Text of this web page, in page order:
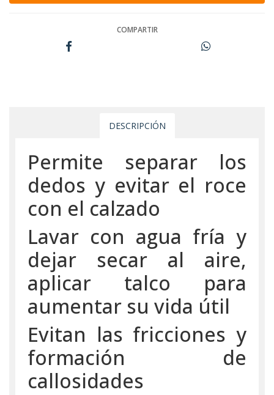
COMPARTIR
DESCRIPCIÓN
Permite separar los
dedos y evitar el roce
con el calzado
Lavar con agua fría y
dejar secar al aire,
aplicar talco para
aumentar su vida útil
Evitan las fricciones y
formación de
callosidades